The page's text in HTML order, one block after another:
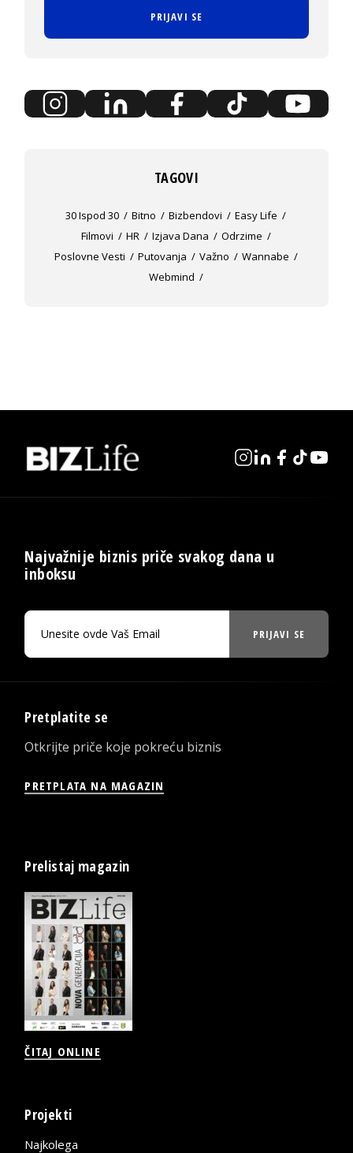
PRIJAVI SE
TAGOVI
30 Ispod 30 Bitno Bizbendovi
Easy Life
Filmovi
HR Izjava Dana
Odrzime
Poslovne Vesti
Putovanja Važno
Wannabe
Webmind
Najvažnije biznis priče svakog dana u
inboksu
PRIJAVI SE
Pretplatite se
Otkrijte priče koje pokreću biznis
PRETPLATA NA MAGAZIN
Prelistaj magazin
ČITAJ ONLINE
Projekti
Najkolega